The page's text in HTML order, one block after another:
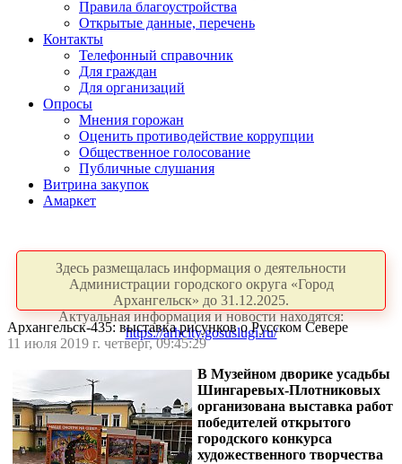
Правила благоустройства
Открытые данные, перечень
Контакты
Телефонный справочник
Для граждан
Для организаций
Опросы
Мнения горожан
Оценить противодействие коррупции
Общественное голосование
Публичные слушания
Витрина закупок
Амаркет
Здесь размещалась информация о деятельности
Администрации городского округа «Город
Архангельск» до 31.12.2025.
Актуальная информация и новости находятся:
https://arhcity.gosuslugi.ru/
Архангельск-435: выставка рисунков о Русском Севере
11 июля 2019 г. четверг, 09:45:29
В Музейном дворике усадьбы
Шингаревых-Плотниковых
организована выставка работ
победителей открытого
городского конкурса
художественного творчества